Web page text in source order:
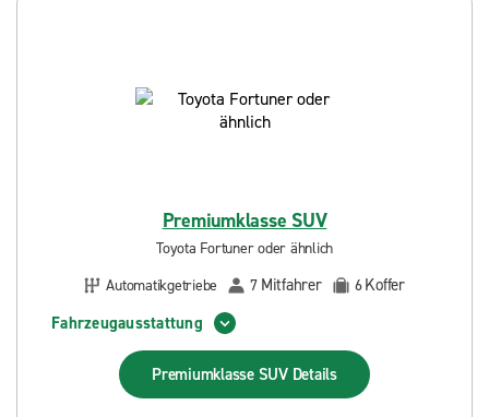
Premiumklasse SUV
Toyota Fortuner oder ähnlich
Automatikgetriebe
7 Mitfahrer 6Koffer
Fahrzeugausstattung
Premiumklasse SUV Details